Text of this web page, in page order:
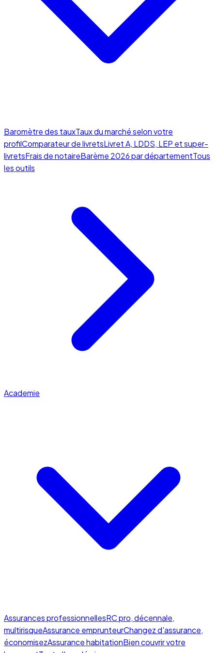
Baromètre des tauxTaux du marché selon votre
profilComparateur de livretsLivret A, LDDS, LEP et super-
livretsFrais de notaireBarème 2026 par départementTous
les outils
Academie
Assurances professionnellesRC pro, décennale,
multirisqueAssurance emprunteurChangez d'assurance,
économisezAssurance habitationBien couvrir votre